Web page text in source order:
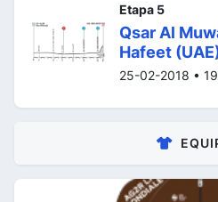
Etapa 5
Qsar Al
Hafeet
25-02-2018 •